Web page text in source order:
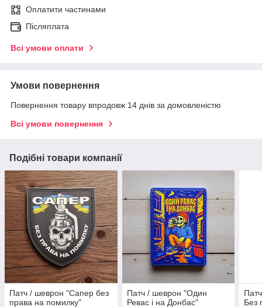
Оплатити частинами
Післяплата
Всі умови оплати
Умови повернення
Повернення товару впродовж 14 днів за домовленістю
Всі умови повернення
Подібні товари компанії
Патч / шеврон "Сапер без
права на помилку"
Патч / шеврон "Один
Ревас і на Донбас"
Без